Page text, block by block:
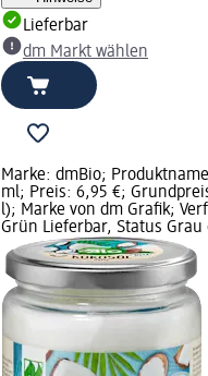
Lieferbar
dm Markt wählen
Marke: dmBio;
ml; Preis: 6,95 €;
l); Marke von dm Grafik;
Grün Lieferbar, Status